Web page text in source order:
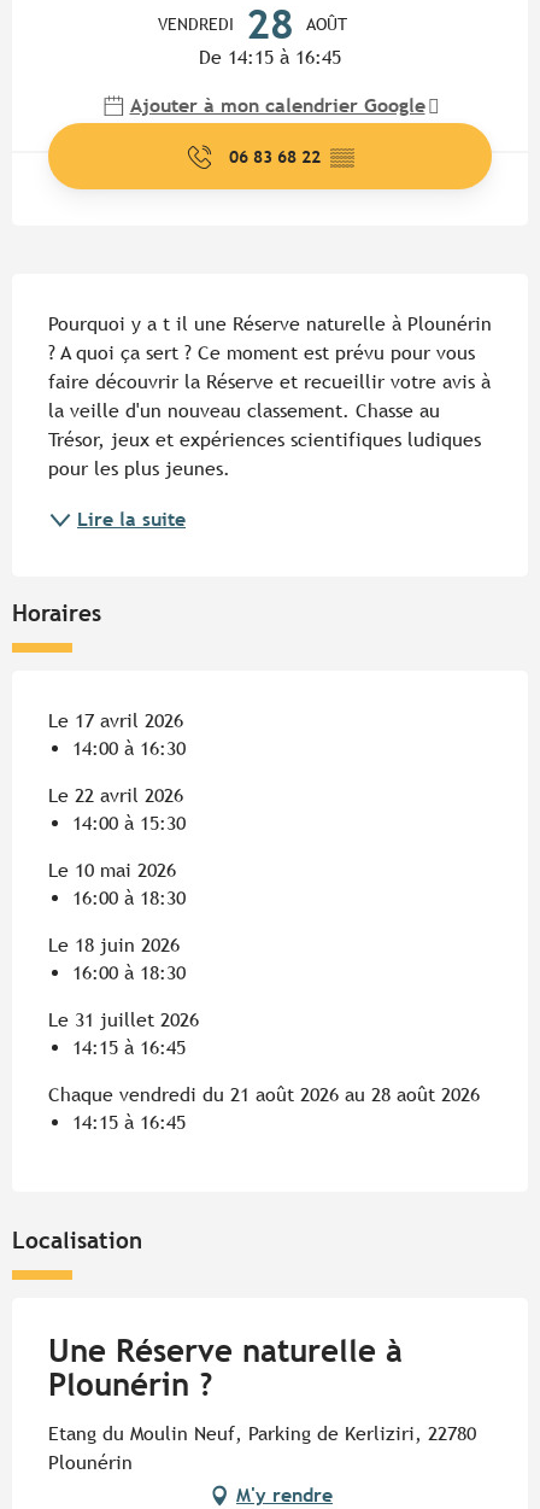
VENDREDI 28 AOÛT
De 14:15 à 16:45
Ajouter à mon calendrier Google
06 83 68 22 ▒▒
Pourquoi y a t il une Réserve naturelle à Plounérin
? A quoi ça sert ? Ce moment est prévu pour vous
faire découvrir la Réserve et recueillir votre avis à
la veille d'un nouveau classement. Chasse au
Trésor, jeux et expériences scientifiques ludiques
pour les plus jeunes.
Lire la suite
Horaires
Le 17 avril 2026
14:00 à 16:30
Le 22 avril 2026
14:00 à 15:30
Le 10 mai 2026
16:00 à 18:30
Le 18 juin 2026
16:00 à 18:30
Le 31 juillet 2026
14:15 à 16:45
Chaque vendredi du 21 août 2026 au 28 août 2026
14:15 à 16:45
Localisation
Une Réserve naturelle à
Plounérin ?
Etang du Moulin Neuf, Parking de Kerliziri, 22780
Plounérin
M'y rendre